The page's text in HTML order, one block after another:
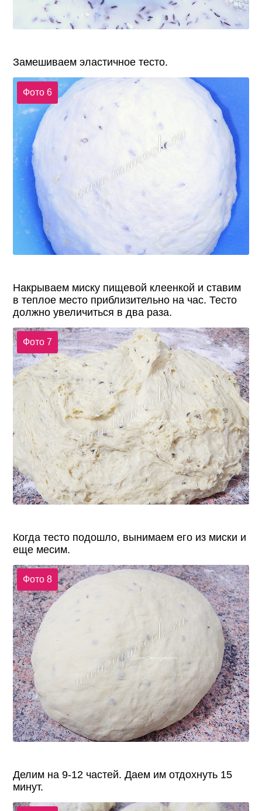
Замешиваем эластичное тесто.
Фото 6
Накрываем миску пищевой клеенкой и ставим
в теплое место приблизительно на час. Тесто
должно увеличиться в два раза.
Фото 7
Когда тесто подошло, вынимаем его из миски и
еще месим.
Фото 8
Делим на 9-12 частей. Даем им отдохнуть 15
минут.